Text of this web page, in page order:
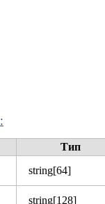
:
Тип
string[64]
string[128]